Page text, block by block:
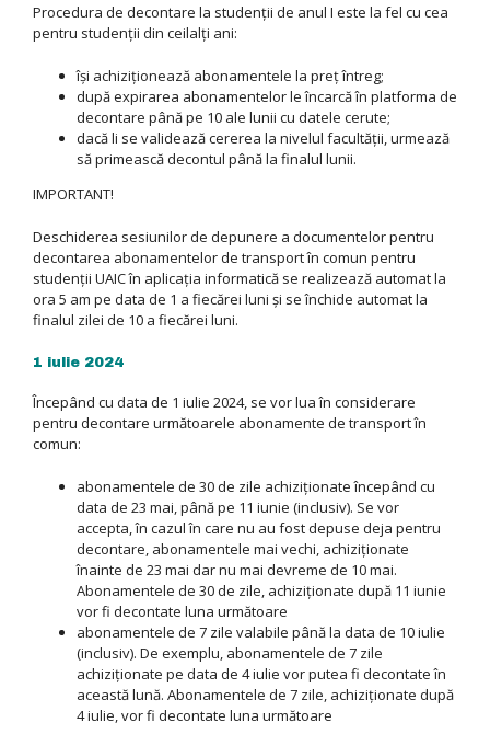
Procedura de decontare la studenții de anul I este la fel cu cea
pentru studenții din ceilalți ani:
își achiziționează abonamentele la preț întreg;
după expirarea abonamentelor le încarcă în platforma de
decontare până pe 10 ale lunii cu datele cerute;
dacă li se validează cererea la nivelul facultății, urmează
să primească decontul până la finalul lunii.
IMPORTANT!
Deschiderea sesiunilor de depunere a documentelor pentru
decontarea abonamentelor de transport în comun pentru
studenții UAIC în aplicația informatică se realizează automat la
ora 5 am pe data de 1 a fiecărei luni și se închide automat la
finalul zilei de 10 a fiecărei luni.
1 iulie 2024
Începând cu data de 1 iulie 2024, se vor lua în considerare
pentru decontare următoarele abonamente de transport în
comun:
abonamentele de 30 de zile achiziționate începând cu
data de 23 mai, până pe 11 iunie (inclusiv). Se vor
accepta, în cazul în care nu au fost depuse deja pentru
decontare, abonamentele mai vechi, achiziționate
înainte de 23 mai dar nu mai devreme de 10 mai.
Abonamentele de 30 de zile, achiziționate după 11 iunie
vor fi decontate luna următoare
abonamentele de 7 zile valabile până la data de 10 iulie
(inclusiv). De exemplu, abonamentele de 7 zile
achiziționate pe data de 4 iulie vor putea fi decontate în
această lună. Abonamentele de 7 zile, achiziționate după
4 iulie, vor fi decontate luna următoare